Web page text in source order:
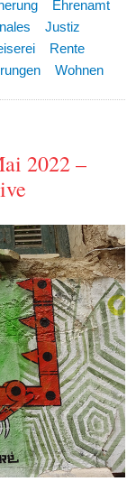
Ehrenamt
Justiz
Rente
Wohnen
2022 –